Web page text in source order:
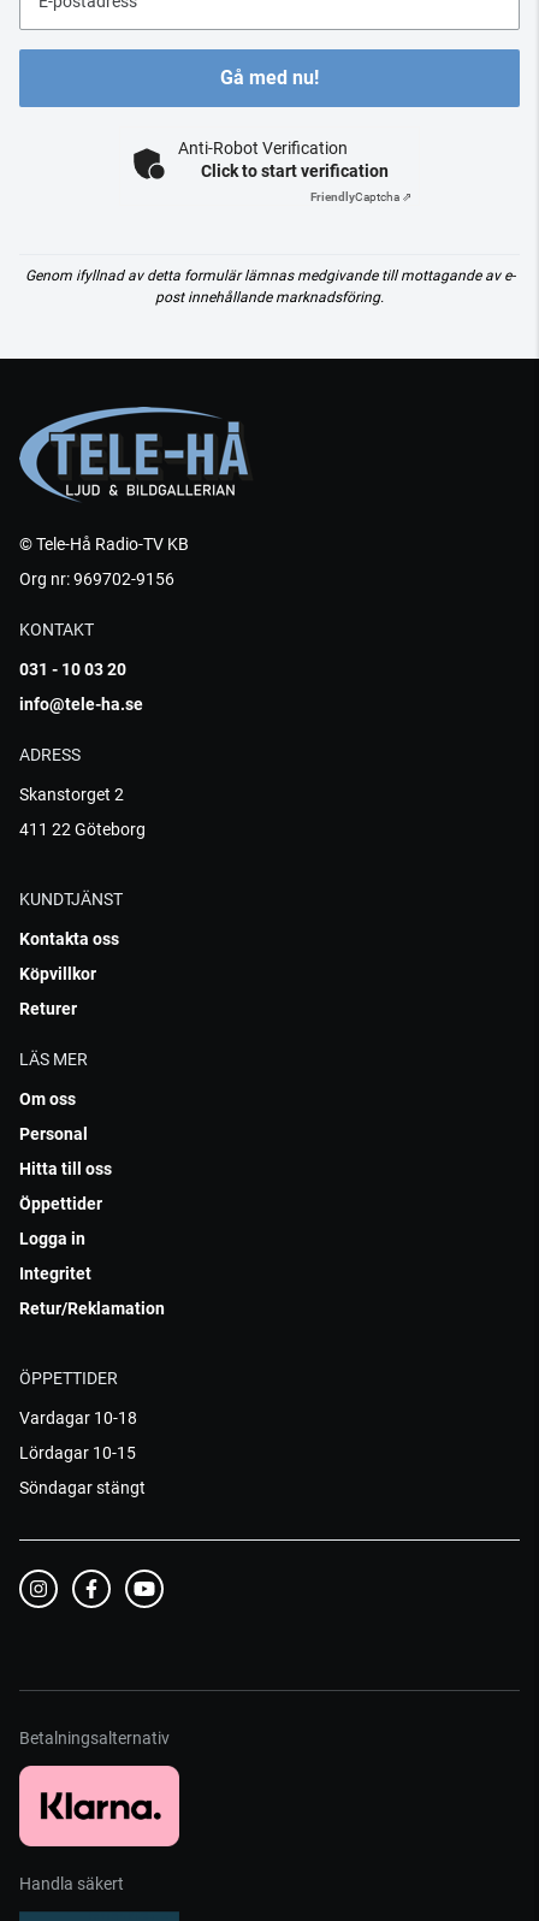
Gå med nu!
Anti-Robot Verification
Click to start verification
FriendlyCaptcha ⇗
Genom ifyllnad av detta formulär lämnas medgivande till mottagande av e-
post innehållande marknadsföring.
© Tele-Hå Radio-TV KB
Org nr: 969702-9156
KONTAKT
031 - 10 03 20
info@tele-ha.se
ADRESS
Skanstorget 2
411 22 Göteborg
KUNDTJÄNST
Kontakta oss
Köpvillkor
Returer
LÄS MER
Om oss
Personal
Hitta till oss
Öppettider
Logga in
Integritet
Retur/Reklamation
ÖPPETTIDER
Vardagar 10-18
Lördagar 10-15
Söndagar stängt
Betalningsalternativ
Handla säkert